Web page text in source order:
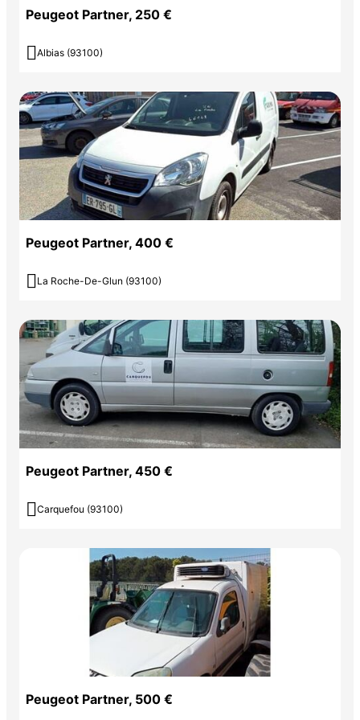
Peugeot Partner, 250 €
 Albias (93100)
Peugeot Partner, 400 €
 La Roche-De-Glun (93100)
Peugeot Partner, 450 €
 Carquefou (93100)
Peugeot Partner, 500 €